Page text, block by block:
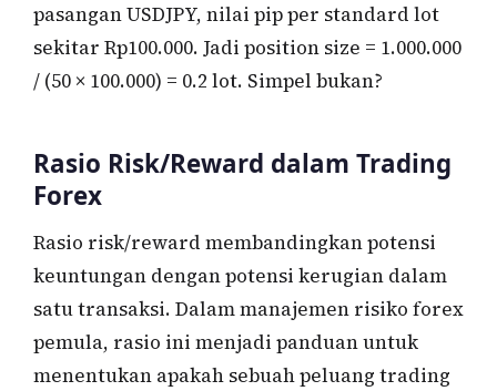
pasangan USDJPY, nilai pip per standard lot
sekitar Rp100.000. Jadi position size = 1.000.000
/ (50 × 100.000) = 0.2 lot. Simpel bukan?
Rasio Risk/Reward dalam Trading
Forex
Rasio risk/reward membandingkan potensi
keuntungan dengan potensi kerugian dalam
satu transaksi. Dalam manajemen risiko forex
pemula, rasio ini menjadi panduan untuk
menentukan apakah sebuah peluang trading